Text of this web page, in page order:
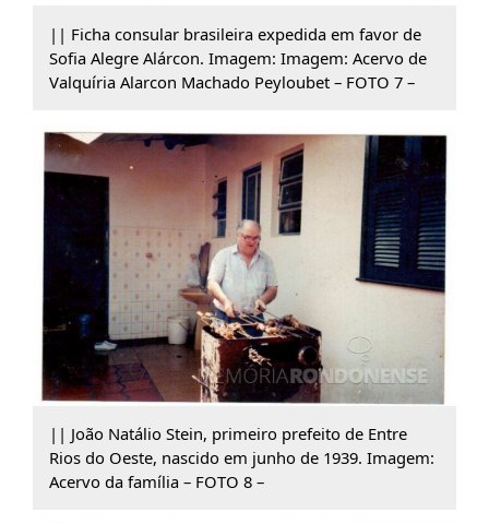
|| Ficha consular brasileira expedida em favor de
Sofia Alegre Alárcon. Imagem: Imagem: Acervo de
Valquíria Alarcon Machado Peyloubet – FOTO 7 –
|| João Natálio Stein, primeiro prefeito de Entre
Rios do Oeste, nascido em junho de 1939. Imagem:
Acervo da família – FOTO 8 –